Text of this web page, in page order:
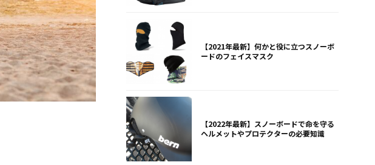
【2021年最新】何かと役に立つスノーボ
ードのフェイスマスク
【2022年最新】スノーボードで命を守る
ヘルメットやプロテクターの必要知識